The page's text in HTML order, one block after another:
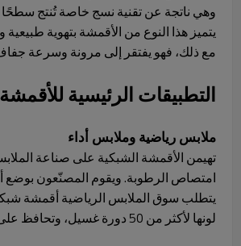
وهي ناتجة عن تقنية نسج خاصة تُنتج
يتميز هذا النوع من الأقمشة بتهوية
مع ذلك، فهو يفتقر إلى مرونة وسرعة
التطبيقات الرئيسية
ملابس رياضية وملابس أداء
تهيمن الأقمشة الشبكية على صناعة
امتصاص الرطوبة. ويقوم المصنّعون بوضع
يتطلب سوق الملابس الرياضية أقمشة
لونها لأكثر من 50 دورة غسيل، وتحافظ على شكلها دون أن تترهل أو تتمدد.